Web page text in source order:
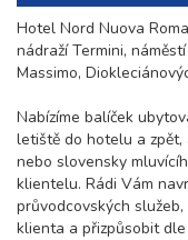
Hotel Nord Nuova
nádraží Termini,
Massimo,
Nabízíme balíček
letiště do hotelu a zpět,
nebo slovensky
klientelu. Rádi Vám
průvodcovských
klienta a přizpůsobit